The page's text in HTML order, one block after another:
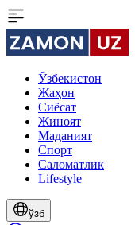
Ўзбекистон
Жаҳон
Сиёсат
Жиноят
Маданият
Спорт
Cаломатлик
Lifestyle
ўзб